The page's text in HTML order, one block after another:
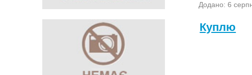
Додано: 6
Куплю